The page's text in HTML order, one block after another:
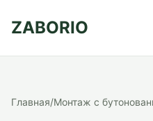
ZABORIO
Главная/Монтаж с